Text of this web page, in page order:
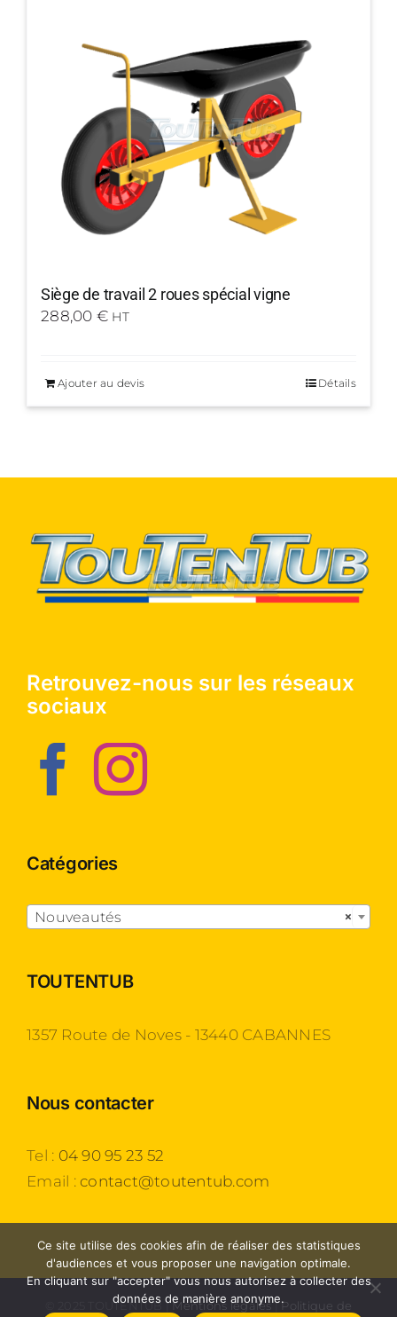
Siège de travail 2 roues spécial vigne
288,00 € HT
Ajouter au devis Détails
Retrouvez-nous sur les réseaux
sociaux
Catégories
×
Nouveautés
TOUTENTUB
1357 Route de Noves - 13440 CABANNES
Nous contacter
Tel : 04 90 95 23 52
Email :contact@toutentub.com
© 2025 TOUTENTUB |Mentions légales|Politique de
Ce site utilise des cookies afin de réaliser des statistiques
d'audiences et vous proposer une navigation optimale.
En cliquant sur "accepter" vous nous autorisez à collecter des
données de manière anonyme.